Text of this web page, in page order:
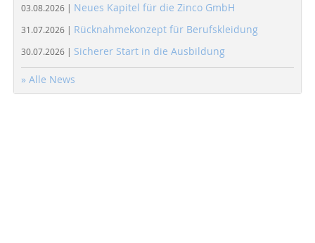
03.08.2026 | Neues Kapitel für die Zinco GmbH
31.07.2026 | Rücknahmekonzept für Berufskleidung
30.07.2026 | Sicherer Start in die Ausbildung
» Alle News